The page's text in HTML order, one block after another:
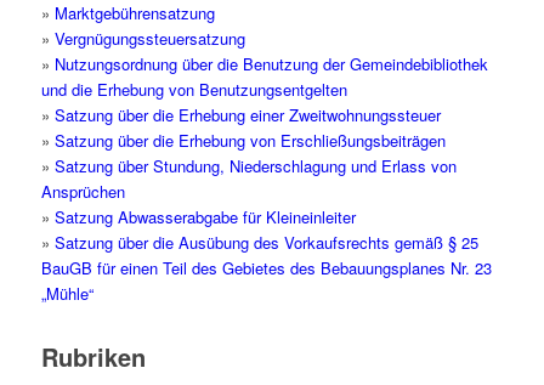
» Marktgebührensatzung
» Vergnügungssteuersatzung
» Nutzungsordnung über die Benutzung der Gemeindebibliothek
und die Erhebung von Benutzungsentgelten
» Satzung über die Erhebung einer Zweitwohnungssteuer
» Satzung über die Erhebung von Erschließungsbeiträgen
» Satzung über Stundung, Niederschlagung und Erlass von
Ansprüchen
» Satzung Abwasserabgabe für Kleineinleiter
» Satzung über die Ausübung des Vorkaufsrechts gemäß § 25
BauGB für einen Teil des Gebietes des Bebauungsplanes Nr. 23
„Mühle“
Rubriken